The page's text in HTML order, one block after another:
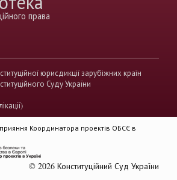
право
комісії суддів
антикорупційний суд України
права
рівність звуження прав
доктрина публічного права
права
юрисдикції зарубіжних країн
Суду України
Координатора проектів ОБСЄ в
© 2026 Конституційний Суд України